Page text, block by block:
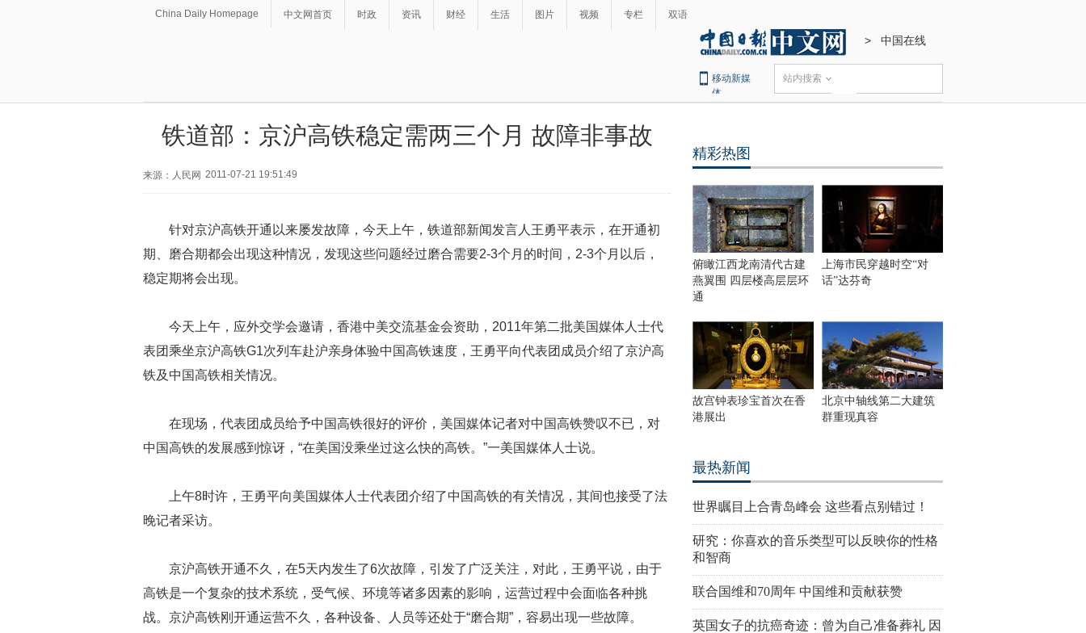
China Daily Homepage 中文网首页 时政 资讯 财经 生活 图片 视频 专栏 双语
> 中国在线
移动新媒
体
站内搜索
铁道部：京沪高铁稳定需两三个月 故障非事故
来源：人民网 2011-07-21 19:51:49
针对京沪高铁开通以来屡发故障，今天上午，铁道部新闻发言人王勇平表示，在开通初
期、磨合期都会出现这种情况，发现这些问题经过磨合需要2-3个月的时间，2-3个月以后，
稳定期将会出现。
今天上午，应外交学会邀请，香港中美交流基金会资助，2011年第二批美国媒体人士代
表团乘坐京沪高铁G1次列车赴沪亲身体验中国高铁速度，王勇平向代表团成员介绍了京沪高
铁及中国高铁相关情况。
在现场，代表团成员给予中国高铁很好的评价，美国媒体记者对中国高铁赞叹不已，对
中国高铁的发展感到惊讶，“在美国没乘坐过这么快的高铁。”一美国媒体人士说。
上午8时许，王勇平向美国媒体人士代表团介绍了中国高铁的有关情况，其间也接受了法
晚记者采访。
京沪高铁开通不久，在5天内发生了6次故障，引发了广泛关注，对此，王勇平说，由于
高铁是一个复杂的技术系统，受气候、环境等诸多因素的影响，运营过程中会面临各种挑
战。京沪高铁刚开通运营不久，各种设备、人员等还处于“磨合期”，容易出现一些故障。
精彩热图
俯瞰江西龙南清代古建
燕翼围 四层楼高层层环
通
上海市民穿越时空“对
话”达芬奇
故宫钟表珍宝首次在香
港展出
北京中轴线第二大建筑
群重现真容
最热新闻
世界瞩目上合青岛峰会 这些看点别错过！
研究：你喜欢的音乐类型可以反映你的性格
和智商
联合国维和70周年 中国维和贡献获赞
英国女子的抗癌奇迹：曾为自己准备葬礼 因